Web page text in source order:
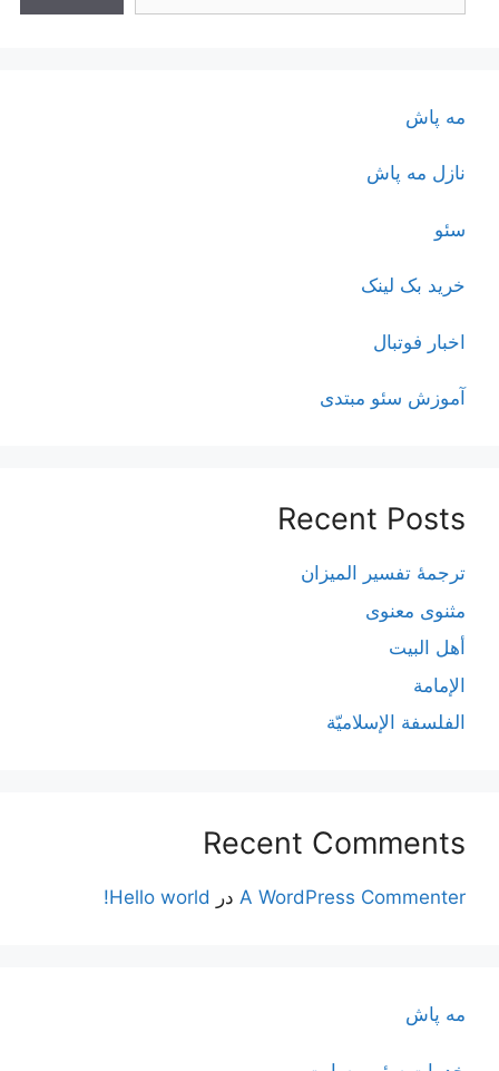
مه پاش
نازل مه پاش
سئو
خرید بک لینک
اخبار فوتبال
آموزش سئو مبتدی
Recent Posts
ترجمۀ تفسیر المیزان
مثنوی معنوی
أهل البيت
الإمامة
الفلسفة الإسلاميّة
Recent Comments
A WordPress Commenter در Hello world!
مه پاش